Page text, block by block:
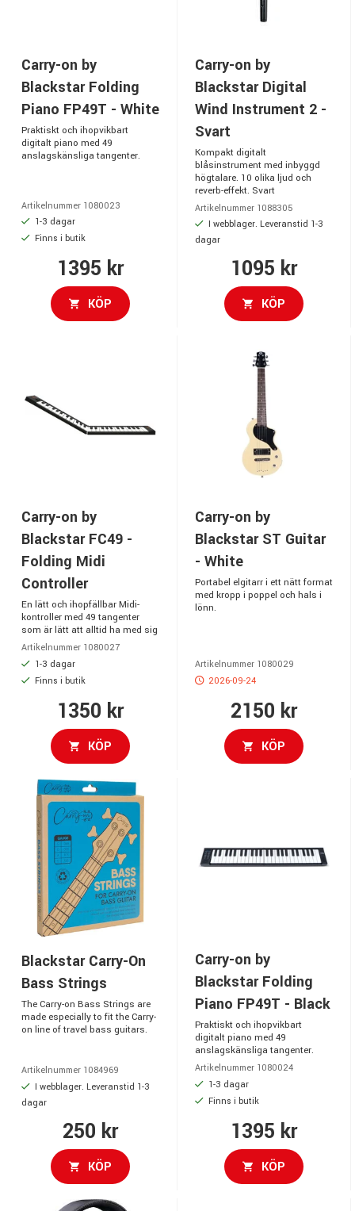
Carry-on by
Blackstar Folding
Piano FP49T - White
Praktiskt och ihopvikbart
digitalt piano med 49
anslagskänsliga tangenter.
Artikelnummer 1080023
1-3 dagar
Finns i butik
1395 kr
KÖP
Carry-on by
Blackstar Digital
Wind Instrument 2 -
Svart
Kompakt digitalt
blåsinstrument med inbyggd
högtalare. 10 olika ljud och
reverb-effekt. Svart
Artikelnummer 1088305
I webblager. Leveranstid 1-3
dagar
1095 kr
KÖP
Carry-on by
Blackstar FC49 -
Folding Midi
Controller
En lätt och ihopfällbar Midi-
kontroller med 49 tangenter
som är lätt att alltid ha med sig
Artikelnummer 1080027
1-3 dagar
Finns i butik
1350 kr
KÖP
Carry-on by
Blackstar ST Guitar
- White
Portabel elgitarr i ett nätt format
med kropp i poppel och hals i
lönn.
Artikelnummer 1080029
2026-09-24
2150 kr
KÖP
Blackstar Carry-On
Bass Strings
The Carry-on Bass Strings are
made especially to fit the Carry-
on line of travel bass guitars.
Artikelnummer 1084969
I webblager. Leveranstid 1-3
dagar
250 kr
KÖP
Carry-on by
Blackstar Folding
Piano FP49T - Black
Praktiskt och ihopvikbart
digitalt piano med 49
anslagskänsliga tangenter.
Artikelnummer 1080024
1-3 dagar
Finns i butik
1395 kr
KÖP